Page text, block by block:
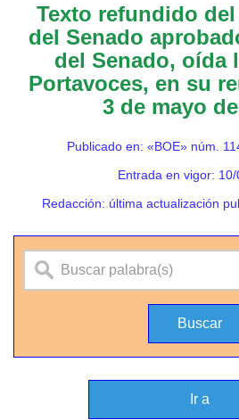
Texto refundido
del Senado
del Senado, oída
Portavoces, en su
3 de mayo
Publicado en: «BOE» núm.
Entrada en vigor:
Redacción: última actualización
Ir a